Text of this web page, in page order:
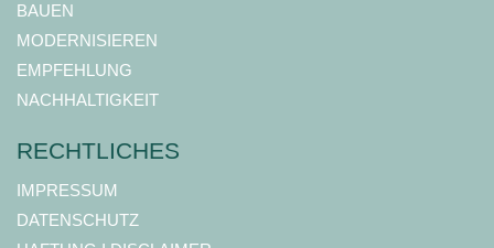
BAUEN
MODERNISIEREN
EMPFEHLUNG
NACHHALTIGKEIT
RECHTLICHES
IMPRESSUM
DATENSCHUTZ